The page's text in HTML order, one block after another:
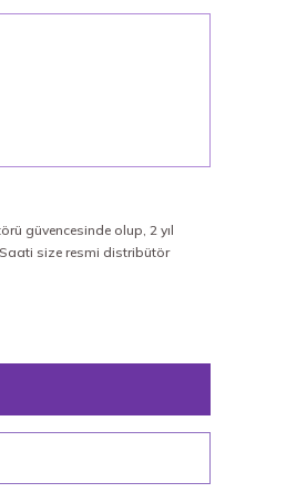
güvencesinde olup, 2 yıl
size resmi distribütör